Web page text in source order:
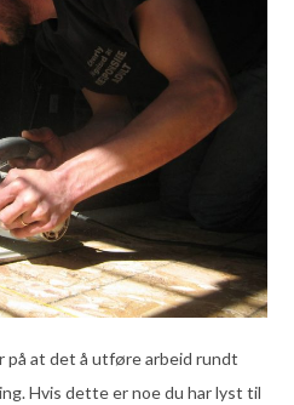
på at det å utføre arbeid rundt
Hvis dette er noe du har lyst til